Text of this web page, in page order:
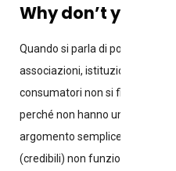
Why don’t you
Quando si parla di pollo, spesso
associazioni, istituzioni,
consumatori non si fidano. Non
perché non hanno un volto .
argomento semplice: perché la
(credibili) non funziona. Gli